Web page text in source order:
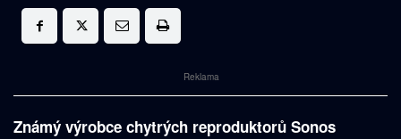
Reklama
Známý výrobce chytrých reproduktorů Sonos